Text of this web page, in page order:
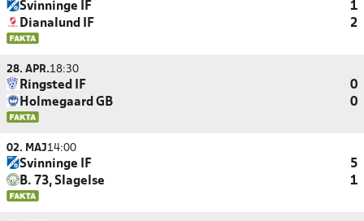
Svinninge IF
1
Dianalund IF
2
28. APR.18:30
Ringsted IF
0
Holmegaard GB
0
02. MAJ14:00
Svinninge IF
5
B. 73, Slagelse
1